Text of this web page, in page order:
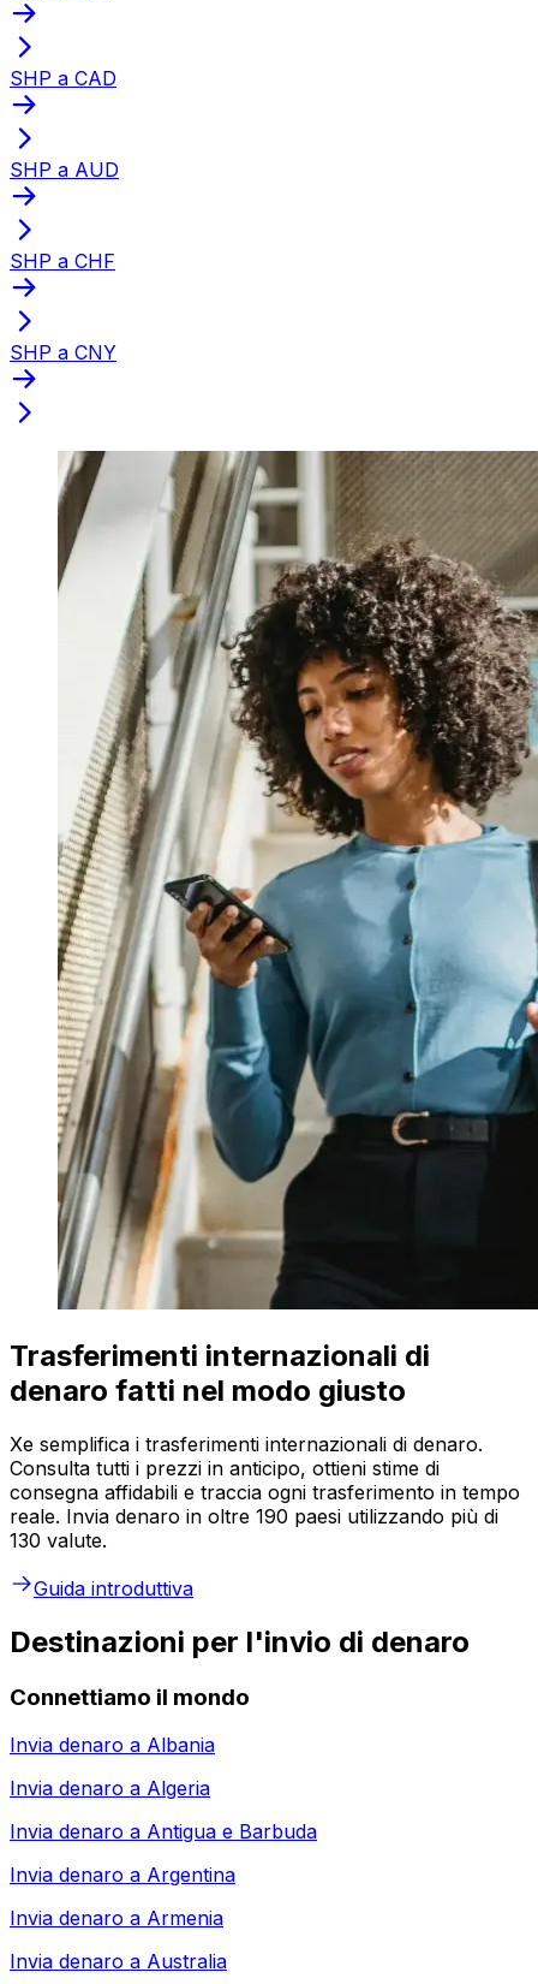
SHP a CAD
SHP a AUD
SHP a CHF
SHP a CNY
Trasferimenti internazionali di
denaro fatti nel modo giusto
Xe semplifica i trasferimenti internazionali di denaro.
Consulta tutti i prezzi in anticipo, ottieni stime di
consegna affidabili e traccia ogni trasferimento in tempo
reale. Invia denaro in oltre 190 paesi utilizzando più di
130 valute.
Guida introduttiva
Destinazioni per l'invio di denaro
Connettiamo il mondo
Invia denaro a Albania
Invia denaro a Algeria
Invia denaro a Antigua e Barbuda
Invia denaro a Argentina
Invia denaro a Armenia
Invia denaro a Australia